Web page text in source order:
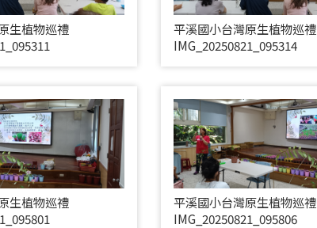
生植物巡禮
平溪國小台灣原生植物巡禮
IMG_20250821_095314
生植物巡禮
平溪國小台灣原生植物巡禮
IMG_20250821_095806